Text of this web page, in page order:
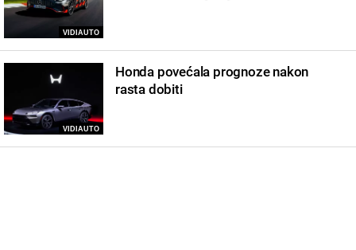
VIDIAUTO
VIDIAUTO
Honda povećala prognoze nakon
rasta dobiti